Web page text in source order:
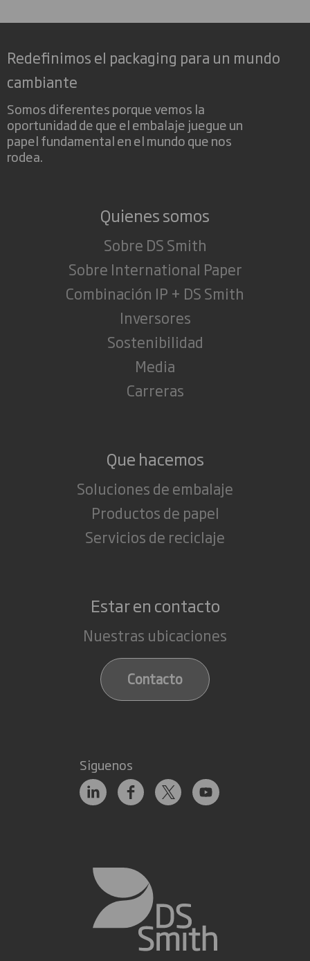
Redefinimos el packaging para un mundo
cambiante
Somos diferentes porque vemos la
oportunidad de que el embalaje juegue un
papel fundamental en el mundo que nos
rodea.
Quienes somos
Sobre DS Smith
Sobre International Paper
Combinación IP + DS Smith
Inversores
Sostenibilidad
Media
Carreras
Que hacemos
Soluciones de embalaje
Productos de papel
Servicios de reciclaje
Estar en contacto
Nuestras ubicaciones
Contacto
Siguenos